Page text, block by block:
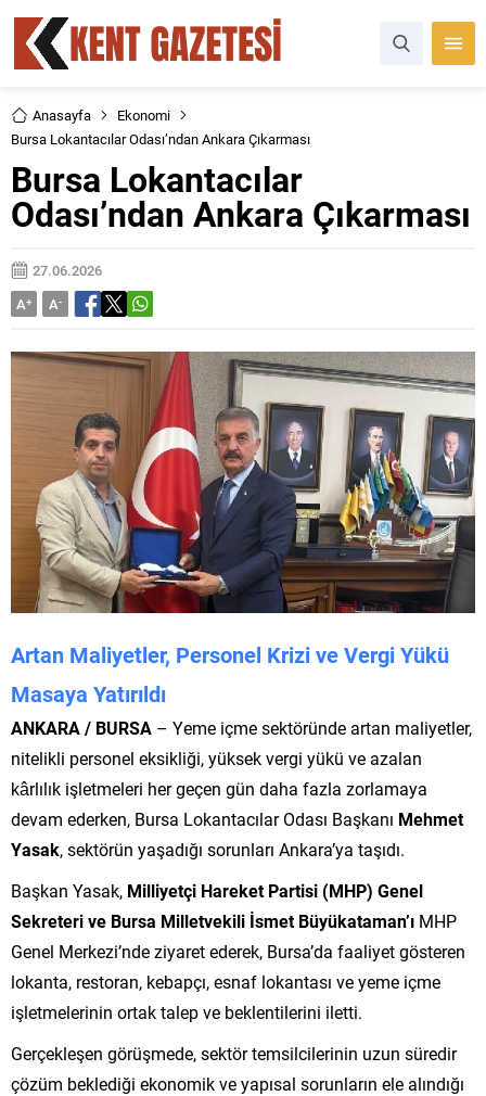
Anasayfa
Ekonomi
Bursa Lokantacılar Odası’ndan Ankara Çıkarması
Bursa Lokantacılar
Odası’ndan Ankara Çıkarması
27.06.2026
A+ A-
Artan Maliyetler, Personel Krizi ve Vergi Yükü
Masaya Yatırıldı
ANKARA / BURSA – Yeme içme sektöründe artan maliyetler,
nitelikli personel eksikliği, yüksek vergi yükü ve azalan
kârlılık işletmeleri her geçen gün daha fazla zorlamaya
devam ederken, Bursa Lokantacılar Odası Başkanı Mehmet
Yasak, sektörün yaşadığı sorunları Ankara’ya taşıdı.
Başkan Yasak, Milliyetçi Hareket Partisi (MHP) Genel
Sekreteri ve Bursa Milletvekili İsmet Büyükataman’ı MHP
Genel Merkezi’nde ziyaret ederek, Bursa’da faaliyet gösteren
lokanta, restoran, kebapçı, esnaf lokantası ve yeme içme
işletmelerinin ortak talep ve beklentilerini iletti.
Gerçekleşen görüşmede, sektör temsilcilerinin uzun süredir
çözüm beklediği ekonomik ve yapısal sorunların ele alındığı